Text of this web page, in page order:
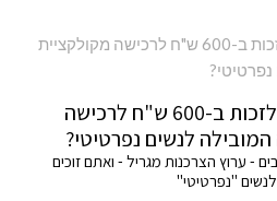
רוצה להשתתף בהגרלה ולזכות ב-600 ש"ח לרכישה
לנשים נפרטיטי?
- ערוץ הצרכנות מגריל - ואתם זוכים
"נפרטיטי"